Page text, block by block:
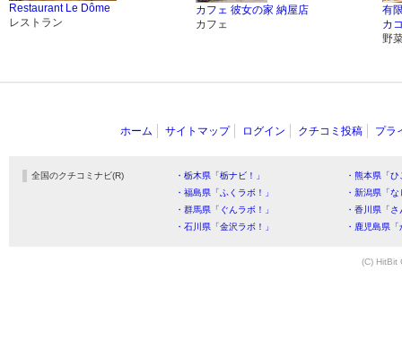
Restaurant Le Dôme
レストラン
カフェ 彼女の家 納屋店
カフェ
有
カ
野
ホーム サイトマップ ログイン クチコミ投稿 プラ
全国のクチコミナビ(R) ・栃木県「栃ナビ！」
・熊本県「
・福島県「ふくラボ！」
・新潟県「
・群馬県「ぐんラボ！」
・香川県「
・石川県「金沢ラボ！」
・鹿児島県
(C) HitBit